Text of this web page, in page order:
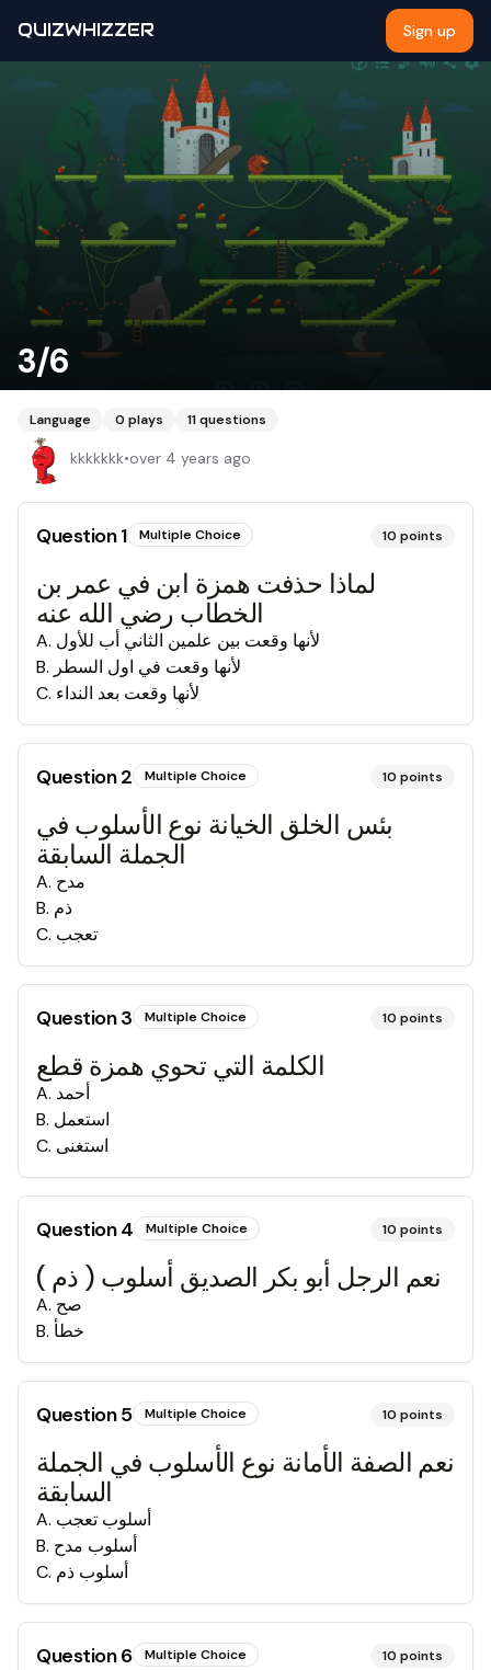
QUIZWHIZZER Sign up
3/6
Language 0 plays 11questions
kkkkkkk•over 4 years ago
Question1 Multiple Choice 10 points
لماذا حذفت همزة ابن في عمر بن
الخطاب رضي الله عنه
A. لأنها وقعت بين علمين الثاني أب للأول
B. لأنها وقعت في اول السطر
C. لأنها وقعت بعد النداء
Question2 Multiple Choice 10 points
بئس الخلق الخيانة نوع الأسلوب في
الجملة السابقة
A. مدح
B. ذم
C. تعجب
Question3 Multiple Choice 10 points
الكلمة التي تحوي همزة قطع
A. أحمد
B. استعمل
C. استغنى
Question4 Multiple Choice 10 points
نعم الرجل أبو بكر الصديق أسلوب ( ذم )
A. صح
B. خطأ
Question5 Multiple Choice 10 points
نعم الصفة الأمانة نوع الأسلوب في الجملة
السابقة
A. أسلوب تعجب
B. أسلوب مدح
C. أسلوب ذم
Question6 Multiple Choice 10 points